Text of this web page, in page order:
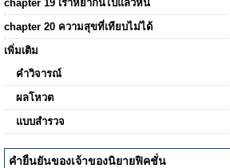
chapter 19 เราหย่ากันไปแล้วหนิ
chapter 20 ความสุขที่เทียบไม่ได้
เพิ่มเติม
คำวิจารณ์
ผลโหวต
แบบสำรวจ
คำยืนยันของเจ้าของนิยายฟิคชั่น